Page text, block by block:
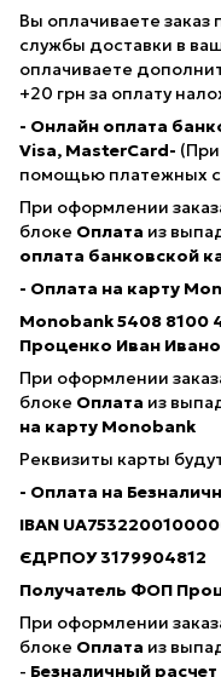
Вы оплачиваете
службы доставки в
оплачиваете
+20 грн за оплату
- Онлайн оплата
Visa, MasterCard-
помощью платежных
При оформлении
блоке Оплата из
оплата банковской
- Оплата на карту
Monobank 5408 8100
Проценко Иван
При оформлении
блоке Оплата из
на карту Monobank
Реквизиты карты
- Оплата на
IBAN
ЄДРПОУ 3179904812
Получатель ФОП
При оформлении
блоке Оплата из
- Безналичный расчет